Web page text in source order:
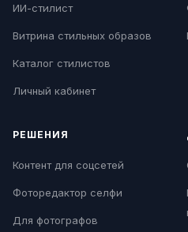
ИИ-стилист
Витрина стильных образов
Каталог стилистов
Личный кабинет
РЕШЕНИЯ
Контент для соцсетей
Фоторедактор селфи
Для фотографов